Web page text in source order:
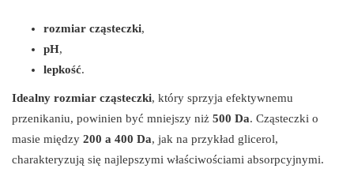
rozmiar cząsteczki,
pH,
lepkość.
Idealny rozmiar cząsteczki, który sprzyja efektywnemu
przenikaniu, powinien być mniejszy niż 500 Da. Cząsteczki o
masie między 200 a 400 Da, jak na przykład glicerol,
charakteryzują się najlepszymi właściwościami absorpcyjnymi.